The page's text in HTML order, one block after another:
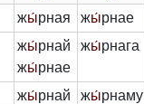
жы́рная жы́рнае
жы́рнай
жы́рнае
жы́рнага
жы́рнай жы́рнаму